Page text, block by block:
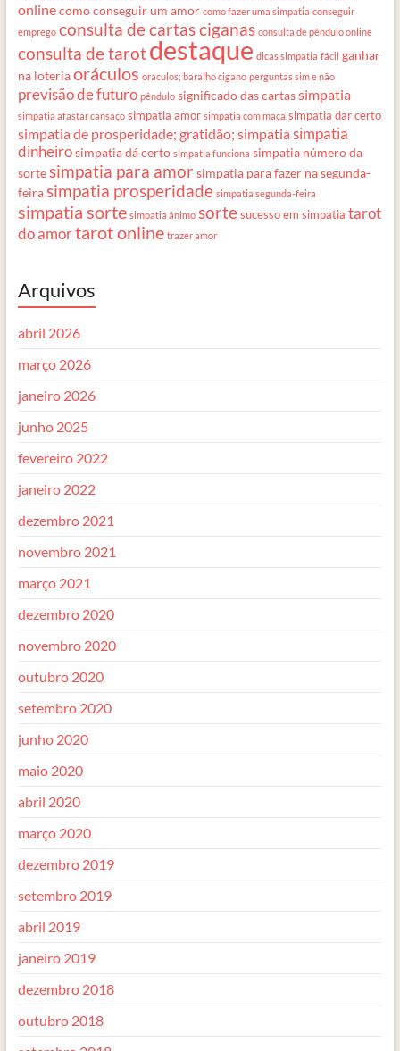
onlinecomo conseguir um amor como fazer uma simpatia conseguir
emprego consulta de cartas ciganas consulta de pêndulo online
consulta de tarotdestaque dicas simpatia fácil ganhar
na loteriaoráculos oráculos; baralho cigano perguntas sim e não
previsão de futuro pêndulo significado das cartassimpatia
simpatia afastar cansaço simpatia amor simpatia com maçã simpatia dar certo
simpatia de prosperidade; gratidão; simpatia simpatia
dinheirosimpatia dá certo simpatia funciona simpatia número da
sortesimpatia para amor simpatia para fazer na segunda-
feirasimpatia prosperidade simpatia segunda-feira
simpatia sorte simpatia ânimo sorte sucesso em simpatia tarot
do amortarot online trazer amor
Arquivos
abril 2026
março 2026
janeiro 2026
junho 2025
fevereiro 2022
janeiro 2022
dezembro 2021
novembro 2021
março 2021
dezembro 2020
novembro 2020
outubro 2020
setembro 2020
junho 2020
maio 2020
abril 2020
março 2020
dezembro 2019
setembro 2019
abril 2019
janeiro 2019
dezembro 2018
outubro 2018